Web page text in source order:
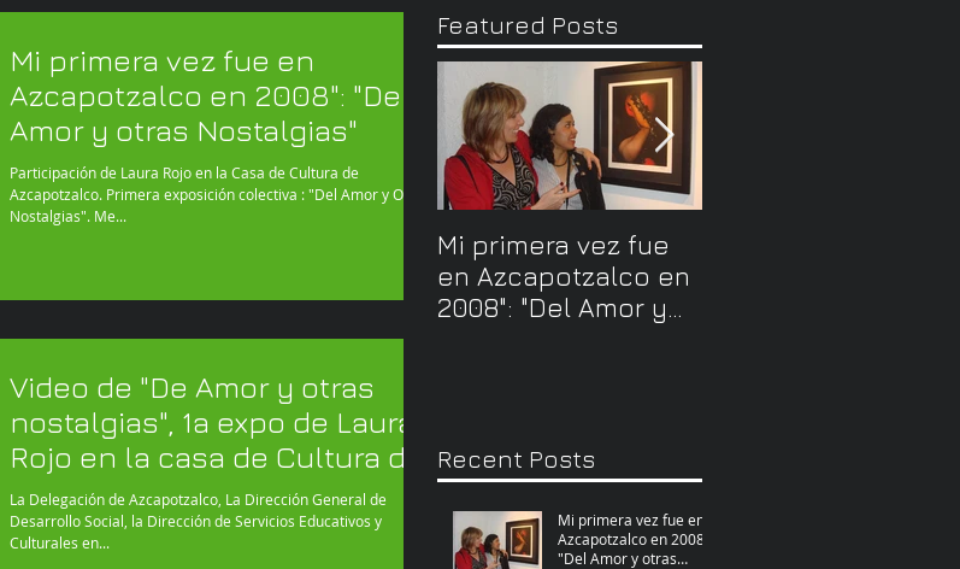
Mi primera vez fue en
Azcapotzalco en 2008": "Del
Amor y otras Nostalgias"
Participación de Laura Rojo en la Casa de Cultura de
Azcapotzalco. Primera exposición colectiva : "Del Amor y Otras
Nostalgias". Me...
Video de "De Amor y otras
nostalgias", 1a expo de Laura
Rojo en la casa de Cultura de
Azca
La Delegación de Azcapotzalco, La Dirección General de
Desarrollo Social, la Dirección de Servicios Educativos y
Culturales en...
Featured Posts
Mi primera vez fue
en Azcapotzalco en
2008": "Del Amor y
Recent Posts
Mi primera vez fue en
Azcapotzalco en 2008":
"Del Amor y otras